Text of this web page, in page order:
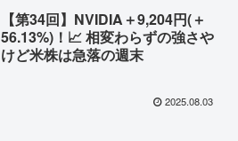
【第34回】NVIDIA＋9,204円(＋
56.13%)！📈 相変わらずの強さや
けど米株は急落の週末
2025.08.03